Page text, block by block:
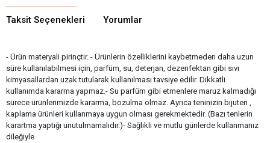
Taksit Seçenekleri Yorumlar
- Ürün materyali pirinçtir. - Ürünlerin özelliklerini kaybetmeden daha uzun
süre kullanılabilmesi için, parfüm, su, deterjan, dezenfektan gibi sıvı
kimyasallardan uzak tutularak kullanılması tavsiye edilir. Dikkatli
kullanımda kararma yapmaz.- Su parfüm gibi etmenlere maruz kalmadığı
sürece ürünlerimizde kararma, bozulma olmaz. Ayrıca teninizin bijuteri ,
kaplama ürünleri kullanmaya uygun olması gerekmektedir. (Bazı tenlerin
karartma yaptığı unutulmamalıdır.)- Sağlıklı ve mutlu günlerde kullanmanız
dileğiyle